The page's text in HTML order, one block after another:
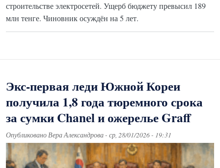
строительстве электросетей. Ущерб бюджету превысил 189
млн тенге. Чиновник осуждён на 5 лет.
Экс-первая леди Южной Кореи
получила 1,8 года тюремного срока
за сумки Chanel и ожерелье Graff
ОпубликованоВера Александрова- ср, 28/01/2026 - 19:31